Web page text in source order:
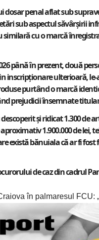
penal aflat sub
sub aspectul săvârșirii
cu o marcă
până în prezent, două
inscripționare ulterioară,
purtând o marcă
prejudicii însemnate
și ridicat 1.300 de
1.900.000 de lei,
există bănuiala că ar fi
de caz din cadrul
în palmaresul FCU: